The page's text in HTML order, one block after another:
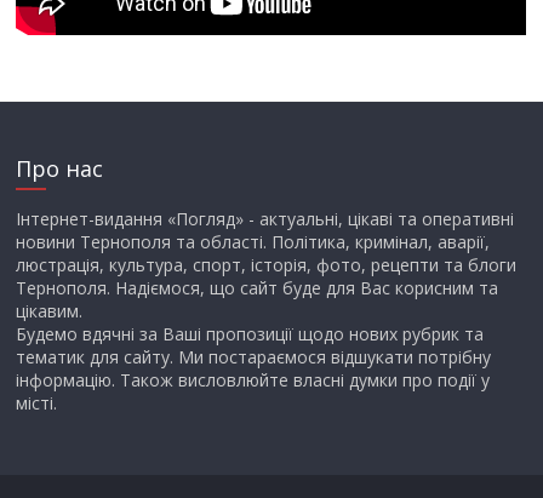
Про нас
Інтернет-видання «Погляд» - актуальні, цікаві та оперативні
новини Тернополя та області. Політика, кримінал, аварії,
люстрація, культура, спорт, історія, фото, рецепти та блоги
Тернополя. Надіємося, що сайт буде для Вас корисним та
цікавим.
Будемо вдячні за Ваші пропозиції щодо нових рубрик та
тематик для сайту. Ми постараємося відшукати потрібну
інформацію. Також висловлюйте власні думки про події у
місті.